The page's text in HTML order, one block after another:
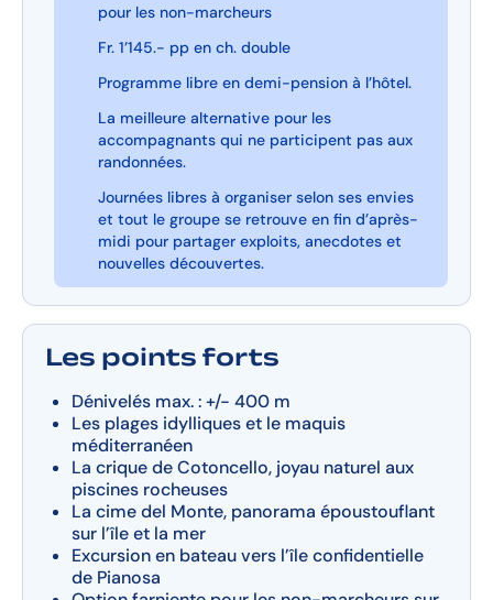
pour les non-marcheurs
Fr. 1’145.- pp en ch. double
Programme libre en demi-pension à l’hôtel.
La meilleure alternative pour les
accompagnants qui ne participent pas aux
randonnées.
Journées libres à organiser selon ses envies
et tout le groupe se retrouve en fin d’après-
midi pour partager exploits, anecdotes et
nouvelles découvertes.
Les points forts
Dénivelés max. : +/- 400 m
Les plages idylliques et le maquis
méditerranéen
La crique de Cotoncello, joyau naturel aux
piscines rocheuses
La cime del Monte, panorama époustouflant
sur l’île et la mer
Excursion en bateau vers l’île confidentielle
de Pianosa